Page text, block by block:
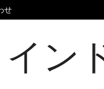
せ
イン